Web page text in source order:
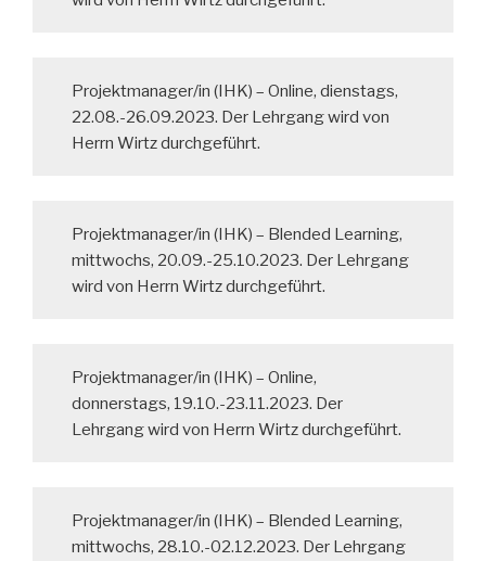
Projektmanager/in (IHK) – Online, dienstags,
22.08.-26.09.2023. Der Lehrgang wird von
Herrn Wirtz durchgeführt.
Projektmanager/in (IHK) – Blended Learning,
mittwochs, 20.09.-25.10.2023. Der Lehrgang
wird von Herrn Wirtz durchgeführt.
Projektmanager/in (IHK) – Online,
donnerstags, 19.10.-23.11.2023. Der
Lehrgang wird von Herrn Wirtz durchgeführt.
Projektmanager/in (IHK) – Blended Learning,
mittwochs, 28.10.-02.12.2023. Der Lehrgang